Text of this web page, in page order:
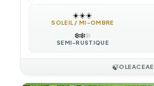
☀️☀️☀️
SOLEIL / MI-OMBRE
❄️❄️❄️
SEMI-RUSTIQUE
🍃OLEACEAE